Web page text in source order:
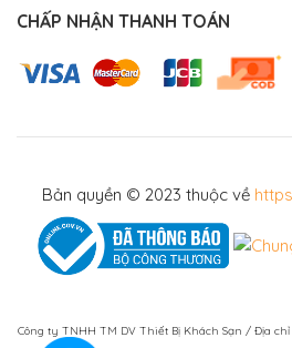
CHẤP NHẬN THANH TOÁN
Bản quyền © 2023 thuộc về
Công ty TNHH TM DV Thiết Bị Khách Sạn / Địa chỉ